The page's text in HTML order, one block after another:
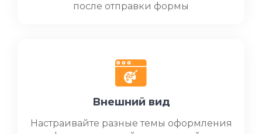
после отправки формы
Внешний вид
Настраивайте разные темы оформления